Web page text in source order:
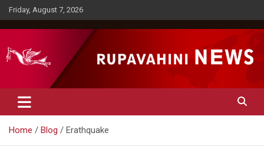
Skip
to
content
Friday, August 7, 2026
Rupavahini News
Home Blog Erathquake